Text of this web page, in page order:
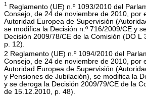
1 Reglamento (UE) n.º 1093/2010 del
Consejo, de 24 de noviembre de 2010, por
Autoridad Europea de Supervisión
se modifica la Decisión n.º 716/2009/CE y
Decisión 2009/78/CE de la Comisión (DO L
p. 12).
2 Reglamento (UE) n.º 1094/2010 del
Consejo, de 24 de noviembre de 2010, por
Autoridad Europea de Supervisión
y Pensiones de Jubilación), se modifica la
y se deroga la Decisión 2009/79/CE de la
de 15.12.2010, p. 48).